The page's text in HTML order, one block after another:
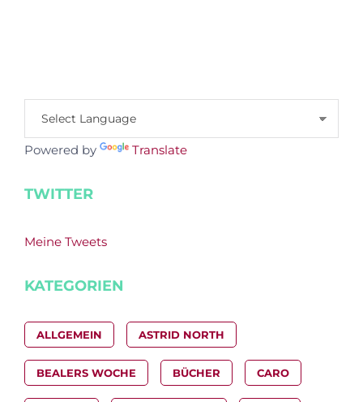
Powered by Translate
TWITTER
Meine Tweets
KATEGORIEN
ALLGEMEIN ASTRID NORTH
BEALERS WOCHE BÜCHER CARO